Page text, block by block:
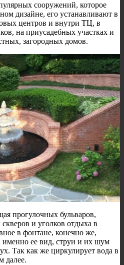
сооружений, которое
дизайне, его устанавливают в
центров и внутри ТЦ, в
на приусадебных участках и
загородных домов.
прогулочных бульваров,
и уголков отдыха в
в фонтане, конечно же,
ее вид, струи и их шум
Так как же циркулирует вода в
далее.